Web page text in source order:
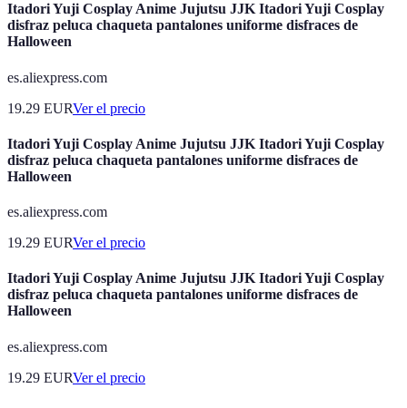
Itadori Yuji Cosplay Anime Jujutsu JJK Itadori Yuji Cosplay
disfraz peluca chaqueta pantalones uniforme disfraces de
Halloween
es.aliexpress.com
19.29 EURVer el precio
Itadori Yuji Cosplay Anime Jujutsu JJK Itadori Yuji Cosplay
disfraz peluca chaqueta pantalones uniforme disfraces de
Halloween
es.aliexpress.com
19.29 EURVer el precio
Itadori Yuji Cosplay Anime Jujutsu JJK Itadori Yuji Cosplay
disfraz peluca chaqueta pantalones uniforme disfraces de
Halloween
es.aliexpress.com
19.29 EURVer el precio